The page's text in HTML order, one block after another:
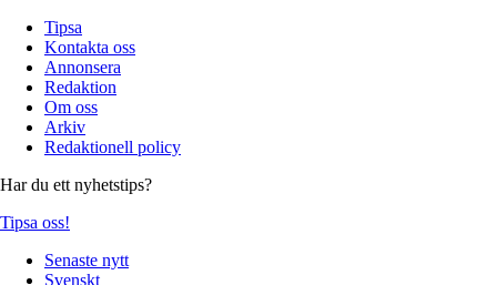
Tipsa
Kontakta oss
Annonsera
Redaktion
Om oss
Arkiv
Redaktionell policy
Har du ett nyhetstips?
Tipsa oss!
Senaste nytt
Svenskt